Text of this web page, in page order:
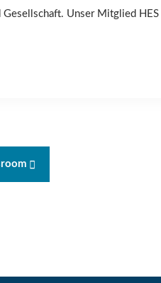
Unser Mitglied